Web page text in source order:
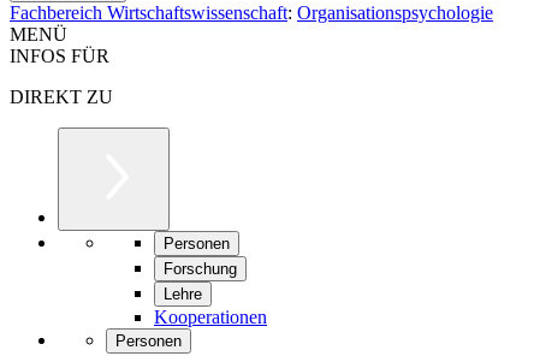
Fachbereich Wirtschaftswissenschaft: Organisationspsychologie
MENÜ
INFOS FÜR
DIREKT ZU
Personen
Forschung
Lehre
Kooperationen
Personen